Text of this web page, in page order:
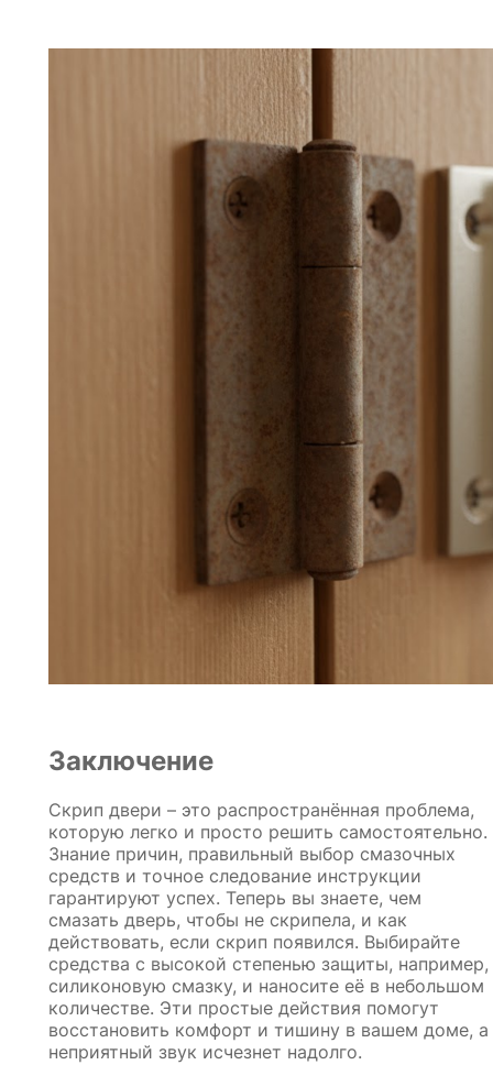
Заключение
Скрип двери – это распространённая проблема,
которую легко и просто решить самостоятельно.
Знание причин, правильный выбор смазочных
средств и точное следование инструкции
гарантируют успех. Теперь вы знаете, чем
смазать дверь, чтобы не скрипела, и как
действовать, если скрип появился. Выбирайте
средства с высокой степенью защиты, например,
силиконовую смазку, и наносите её в небольшом
количестве. Эти простые действия помогут
восстановить комфорт и тишину в вашем доме, а
неприятный звук исчезнет надолго.